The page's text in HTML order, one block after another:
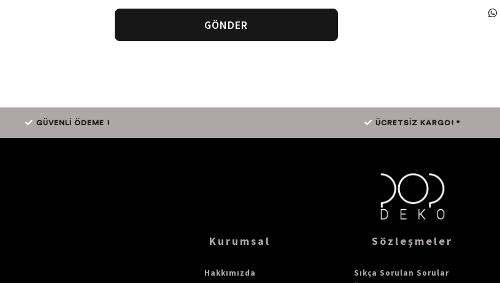
GÖNDER
GÜVENLİ ÖDEME ! ÜCRETSİZ KARGO! *
Kurumsal
Hakkımızda
Sözleşmeler
Sıkça Sorulan Sorular